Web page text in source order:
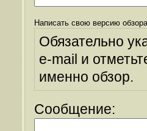
Написать свою версию
Обязательно
e-mail и
именно обзор.
Сообщение: